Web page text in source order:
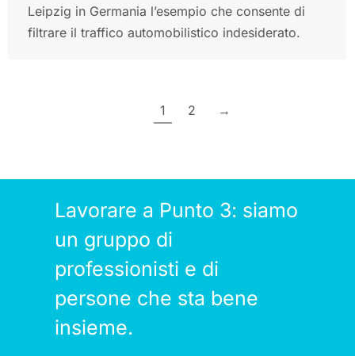
Leipzig in Germania l’esempio che consente di
filtrare il traffico automobilistico indesiderato.
1 2 →
Lavorare a Punto 3: siamo
un gruppo di
professionisti e di
persone che sta bene
insieme.